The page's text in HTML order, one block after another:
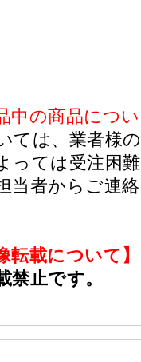
中の商品につ
ては、業者様
っては受注困
当者からご連
転載について】
禁止です。